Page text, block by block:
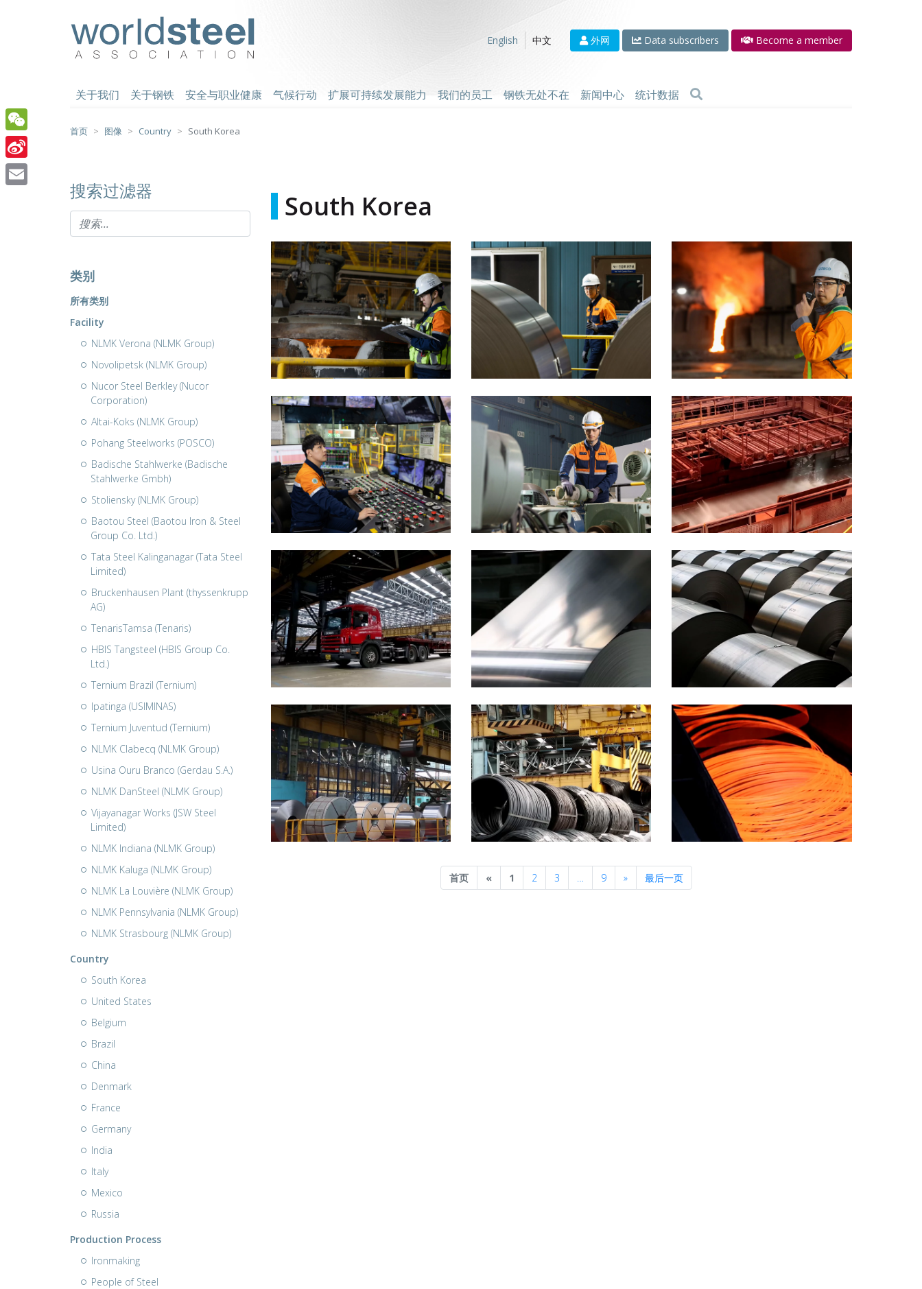
English
中文 外网 Data subscribers Become a member
关于我们 关于钢铁 安全与职业健康 气候行动 扩展可持续发展能力 我们的员工 钢铁无处不在 新闻中心 统计数据
首页 图像 Country South Korea
搜索过滤器
类别
所有类别
Facility
NLMK Verona (NLMK Group)
Novolipetsk (NLMK Group)
Nucor Steel Berkley (Nucor
Corporation)
Altai-Koks (NLMK Group)
Pohang Steelworks (POSCO)
Badische Stahlwerke (Badische
Stahlwerke Gmbh)
Stoliensky (NLMK Group)
Baotou Steel (Baotou Iron & Steel
Group Co. Ltd.)
Tata Steel Kalinganagar (Tata Steel
Limited)
Bruckenhausen Plant (thyssenkrupp
AG)
TenarisTamsa (Tenaris)
HBIS Tangsteel (HBIS Group Co.
Ltd.)
Ternium Brazil (Ternium)
Ipatinga (USIMINAS)
Ternium Juventud (Ternium)
NLMK Clabecq (NLMK Group)
Usina Ouru Branco (Gerdau S.A.)
NLMK DanSteel (NLMK Group)
Vijayanagar Works (JSW Steel
Limited)
NLMK Indiana (NLMK Group)
NLMK Kaluga (NLMK Group)
NLMK La Louvière (NLMK Group)
NLMK Pennsylvania (NLMK Group)
NLMK Strasbourg (NLMK Group)
Country
South Korea
United States
Belgium
Brazil
China
Denmark
France
Germany
India
Italy
Mexico
Russia
Production Process
Ironmaking
People of Steel
South Korea
首页 «Previous
1 2 3 … 9 »Next最后一页
WeChat
Sina